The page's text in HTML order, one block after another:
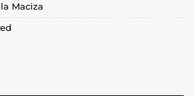
Maciza